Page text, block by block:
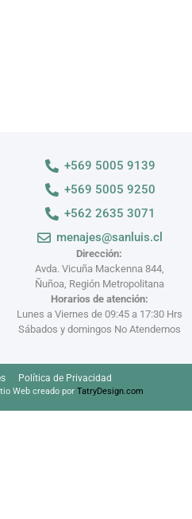
Dirección:
Avda. Vicuña Mackenna 844,
Ñuñoa, Región Metropolitana
Horarios de atención:
Lunes a Viernes de 09:45 a 17:30 Hrs
Sábados y domingos No Atendemos
+569 5005 9139
+569 5005 9250
+562 2635 3071
menajes@sanluis.cl
Política de Privacidad
Web creado por TatryDesign.com